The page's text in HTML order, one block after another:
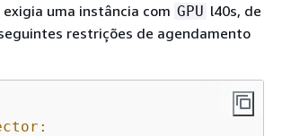
uma instância com GPU l40s, de
restrições de agendamento